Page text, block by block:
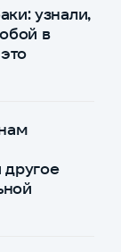
узнали,
в
другое